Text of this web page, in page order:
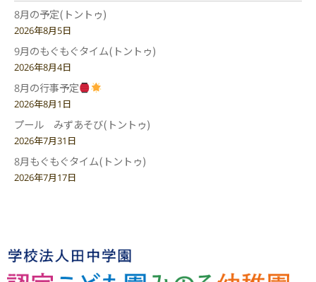
8月の予定(トントゥ)
2026年8月5日
9月のもぐもぐタイム(トントゥ)
2026年8月4日
8月の行事予定
2026年8月1日
プール みずあそび(トントゥ)
2026年7月31日
8月もぐもぐタイム(トントゥ)
2026年7月17日